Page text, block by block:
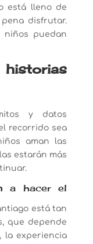
está lleno de
disfrutar.
niños puedan
y datos
recorrido sea
aman las
estarán más
a hacer el
está tan
que depende
la experiencia